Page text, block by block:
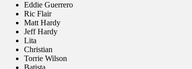
Eddie Guerrero
Ric Flair
Matt Hardy
Jeff Hardy
Lita
Christian
Torrie Wilson
Batista